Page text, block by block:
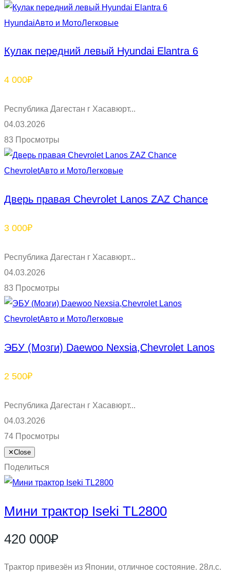
HyundaiАвто и МотоЛегковые
Кулак передний левый Hyundai Elantra 6
4 000₽
Республика Дагестан г Хасавюрт...
04.03.2026
83 Просмотры
ChevroletАвто и МотоЛегковые
Дверь правая Chevrolet Lanos ZAZ Chance
3 000₽
Республика Дагестан г Хасавюрт...
04.03.2026
83 Просмотры
ChevroletАвто и МотоЛегковые
ЭБУ (Мозги) Daewoo Nexsia,Chevrolet Lanos
2 500₽
Республика Дагестан г Хасавюрт...
04.03.2026
74 Просмотры
✕Close
Поделиться
Мини трактор Iseki TL2800
420 000₽
Трактор привезён из Японии, отличное состояние. 28л.с.